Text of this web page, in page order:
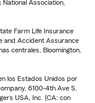
Association,
Farm Life Insurance
and Accident Assurance
centrales, Bloomington,
los Estados Unidos por
6100-4th Ave S,
USA, Inc. (CA: con